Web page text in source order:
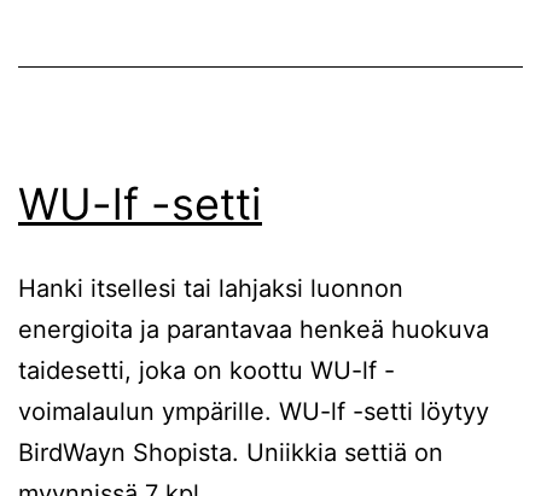
WU-lf -setti
Hanki itsellesi tai lahjaksi luonnon
energioita ja parantavaa henkeä huokuva
taidesetti, joka on koottu WU-lf -
voimalaulun ympärille. WU-lf -setti löytyy
BirdWayn Shopista. Uniikkia settiä on